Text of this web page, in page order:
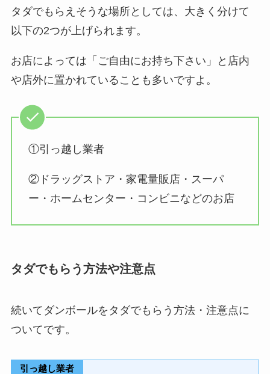
ススーツはココ！
新築のカーテンはどこで買う？ニ
トリ・サンゲツなど後悔しない店
ホームセンター・ダイソー・コー
タダでもらえそうな場所としては、大きく分けて
以下の2つが上げられます。
お店によっては「ご自由にお持ち下さい」と店内
や店外に置かれていることも多いですよ。
①引っ越し業者
②ドラッグストア・家電量販店・スーパ
ー・ホームセンター・コンビニなどのお店
タダでもらう方法や注意点
続いてダンボールをタダでもらう方法・注意点に
ついてです。
引っ越し業者